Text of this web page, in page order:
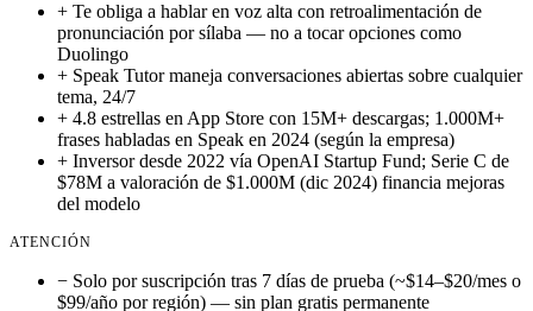
+ Te obliga a hablar en voz alta con retroalimentación de
pronunciación por sílaba — no a tocar opciones como
Duolingo
+ Speak Tutor maneja conversaciones abiertas sobre cualquier
tema, 24/7
+ 4.8 estrellas en App Store con 15M+ descargas; 1.000M+
frases habladas en Speak en 2024 (según la empresa)
+ Inversor desde 2022 vía OpenAI Startup Fund; Serie C de
$78M a valoración de $1.000M (dic 2024) financia mejoras
del modelo
ATENCIÓN
− Solo por suscripción tras 7 días de prueba (~$14–$20/mes o
$99/año por región) — sin plan gratis permanente